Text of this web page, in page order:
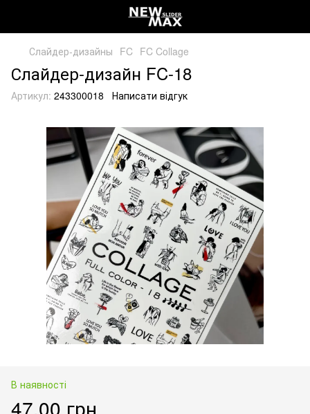
Слайдер-дизайны FC FC Collage
Слайдер-дизайн FC-18
Артикул: 243300018 Написати відгук
В наявності
47.00 грн